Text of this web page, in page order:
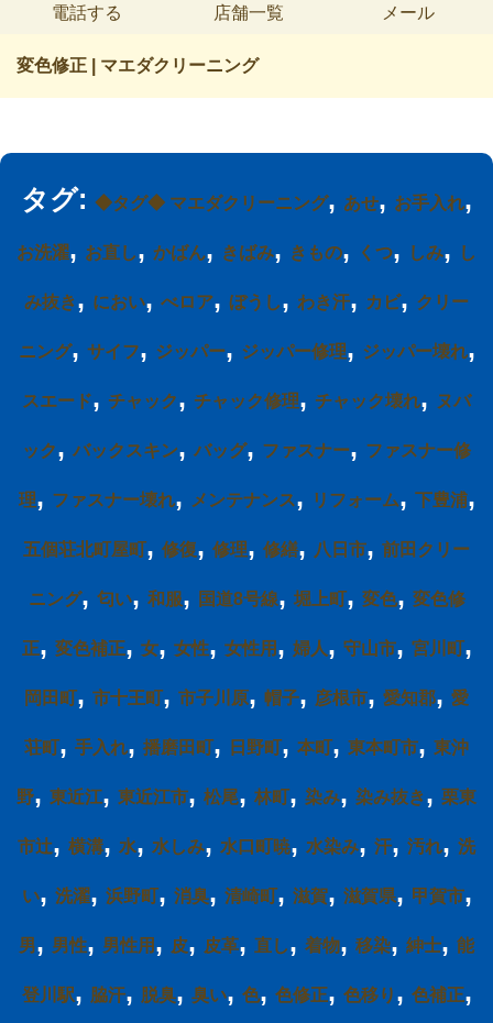
電話する 店舗一覧 メール
変色修正 | マエダクリーニング
タグ: ◆タグ◆ マエダクリーニング, あせ, お手入れ,
お洗濯, お直し, かばん, きばみ, きもの, くつ, しみ, し
み抜き, におい, べロア, ぼうし, わき汗, カビ, クリー
ニング, サイフ, ジッパー, ジッパー修理, ジッパー壊れ,
スエード, チャック, チャック修理, チャック壊れ, ヌバ
ック, バックスキン, バッグ, ファスナー, ファスナー修
理, ファスナー壊れ, メンテナンス, リフォーム, 下豊浦,
五個荘北町屋町, 修復, 修理, 修繕, 八日市, 前田クリー
ニング, 匂い, 和服, 国道8号線, 堀上町, 変色, 変色修
正, 変色補正, 女, 女性, 女性用 , 婦人, 守山市, 宮川町,
岡田町, 市十王町, 市子川原, 帽子, 彦根市, 愛知郡, 愛
荘町, 手入れ, 播磨田町, 日野町, 本町, 東本町市, 東沖
野, 東近江, 東近江市, 松尾, 林町, 染み, 染み抜き, 栗東
市辻, 横溝, 水, 水しみ, 水口町暁, 水染み, 汗, 汚れ, 洗
い, 洗濯, 浜野町, 消臭, 清崎町, 滋賀, 滋賀県, 甲賀市,
男, 男性, 男性用 , 皮, 皮革, 直し, 着物, 移染, 紳士, 能
登川駅, 脇汗, 脱臭, 臭い, 色, 色修正, 色移り , 色補正,